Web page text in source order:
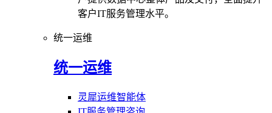
客户IT服务管理水平。
统一运维
统一运维
灵犀运维智能体